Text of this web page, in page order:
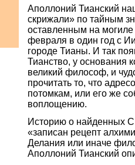
Аполлоний Тианский
скрижали» по тайным
оставленным на
февраля в один год с
городе Тианы. И так
Тианство, у основания
великий философ, и
прочитать то, что
потомкам, или его же
воплощению.
Историю о найденных
«записан рецепт
Делания или иначе
Аполлоний Тианский